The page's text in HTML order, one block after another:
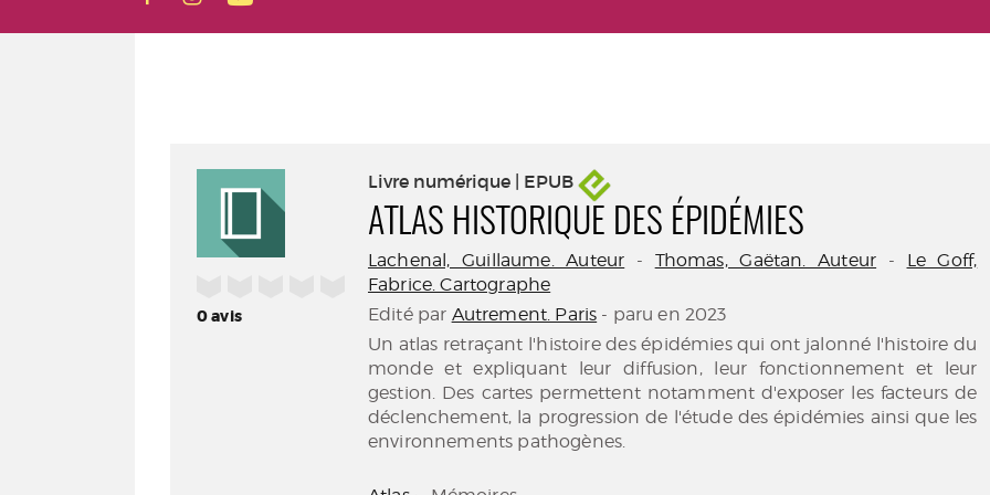
0avis
Livre numérique | EPUB
ATLAS HISTORIQUE DES ÉPIDÉMIES
Lachenal, Guillaume. Auteur - Thomas, Gaëtan. Auteur - Le Goff,
Fabrice. Cartographe
Edité par Autrement. Paris - paru en 2023
Un atlas retraçant l'histoire des épidémies qui ont jalonné l'histoire du
monde et expliquant leur diffusion, leur fonctionnement et leur
gestion. Des cartes permettent notamment d'exposer les facteurs de
déclenchement, la progression de l'étude des épidémies ainsi que les
environnements pathogènes.